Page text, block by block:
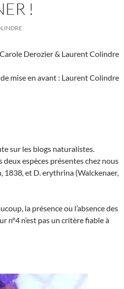
!
Derozier & Laurent Colindre
mise en avant : Laurent Colindre
sur les blogs naturalistes.
espèces présentes chez nous
1838, et D. erythrina (Walckenaer,
la présence ou l’absence des
n°4 n’est pas un critère fiable à